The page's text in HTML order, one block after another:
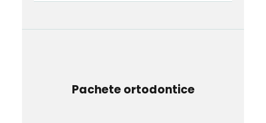
Pachete ortodontice